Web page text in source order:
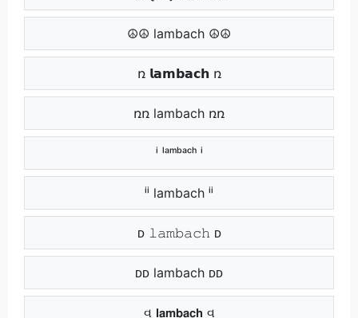
☮☮ lambach ☮☮
ռ 𝗹𝗮𝗺𝗯𝗮𝗰𝗵 ռ
ռռ lambach ռռ
ⁱ ˡᵃᵐᵇᵃᶜʰ ⁱ
ⁱⁱ lambach ⁱⁱ
ᴅ 𝚕𝚊𝚖𝚋𝚊𝚌𝚑 ᴅ
ᴅᴅ lambach ᴅᴅ
વ 𝗹𝗮𝗺𝗯𝗮𝗰𝗵 વ